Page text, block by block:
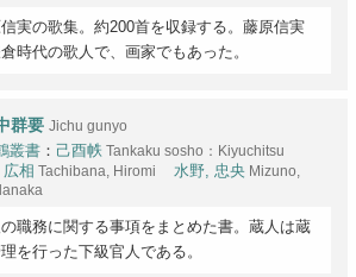
実の歌集。約200首を収録する。藤原信実
時代の歌人で、画家でもあった。
群要 Jichu gunyo
叢書： 己酉帙 Tankaku sosho：Kiyuchitsu
相 Tachibana, Hiromi 水野, 忠央Mizuno,
職務に関する事項をまとめた書。蔵人は蔵
を行った下級官人である。